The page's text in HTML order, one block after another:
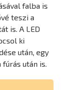
falba is
teszi a
is. A LED
ki
után, egy
után is.